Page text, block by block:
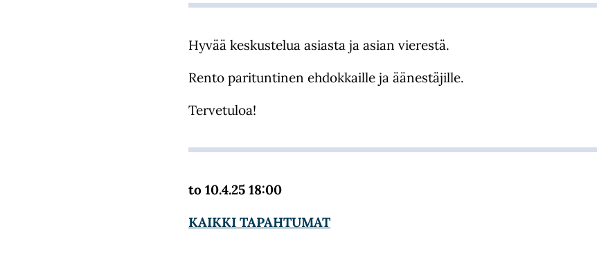
Hyvää keskustelua asiasta ja asian vierestä.
Rento parituntinen ehdokkaille ja äänestäjille.
Tervetuloa!
to 10.4.25 18:00
KAIKKI TAPAHTUMAT